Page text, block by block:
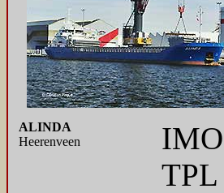
ALINDA
Heerenveen